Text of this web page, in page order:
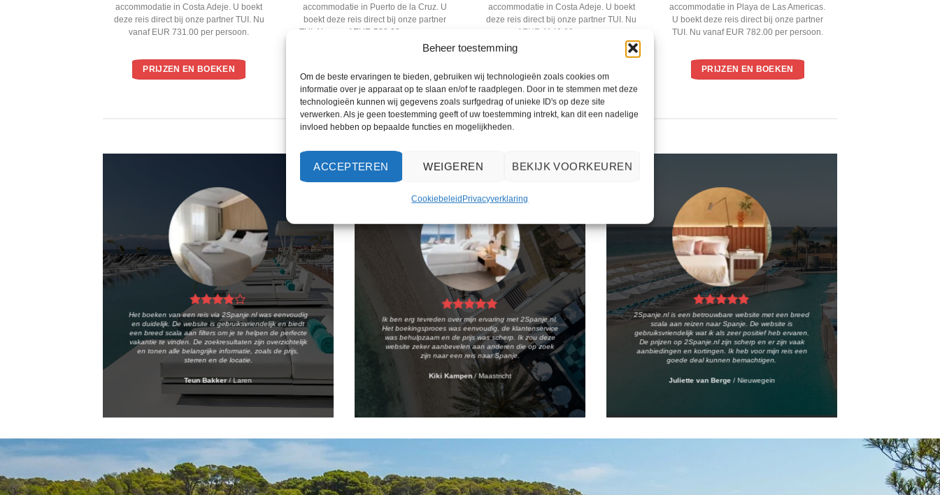
Beheer toestemming
Om de beste ervaringen te bieden, gebruiken wij technologieën zoals cookies om
informatie over je apparaat op te slaan en/of te raadplegen. Door in te stemmen met deze
technologieën kunnen wij gegevens zoals surfgedrag of unieke ID's op deze site
verwerken. Als je geen toestemming geeft of uw toestemming intrekt, kan dit een nadelige
invloed hebben op bepaalde functies en mogelijkheden.
ACCEPTEREN WEIGEREN BEKIJK VOORKEUREN
CookiebeleidPrivacyverklaring
accommodatie in Costa Adeje. U boekt
deze reis direct bij onze partner TUI. Nu
vanaf EUR 731.00 per persoon.
PRIJZEN EN BOEKEN
accommodatie in Puerto de la Cruz. U
boekt deze reis direct bij onze partner
TUI. Nu vanaf EUR 528.00 per persoon.
accommodatie in Costa Adeje. U boekt
deze reis direct bij onze partner TUI. Nu
vanaf EUR 1140.00 per persoon.
accommodatie in Playa de Las Americas.
U boekt deze reis direct bij onze partner
TUI. Nu vanaf EUR 782.00 per persoon.
PRIJZEN EN BOEKEN
WAT ZE OVER ONS ZEGGEN
Het boeken van een reis via 2Spanje.nl was eenvoudig
en duidelijk. De website is gebruiksvriendelijk en biedt
een breed scala aan filters om je te helpen de perfecte
vakantie te vinden. De zoekresultaten zijn overzichtelijk
en tonen alle belangrijke informatie, zoals de prijs,
sterren en de locatie.
Teun Bakker /Laren
Ik ben erg tevreden over mijn ervaring met 2Spanje.nl.
Het boekingsproces was eenvoudig, de klantenservice
was behulpzaam en de prijs was scherp. Ik zou deze
website zeker aanbevelen aan anderen die op zoek
zijn naar een reis naar Spanje.
Kiki Kampen /Maastricht
2Spanje.nl is een betrouwbare website met een breed
scala aan reizen naar Spanje. De website is
gebruiksvriendelijk wat ik als zeer positief heb ervaren.
De prijzen op 2Spanje.nl zijn scherp en er zijn vaak
aanbiedingen en kortingen. Ik heb voor mijn reis een
goede deal kunnen bemachtigen.
Juliette van Berge /Nieuwegein